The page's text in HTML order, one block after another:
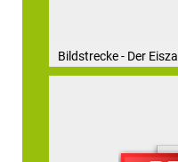
Bildstrecke - Der